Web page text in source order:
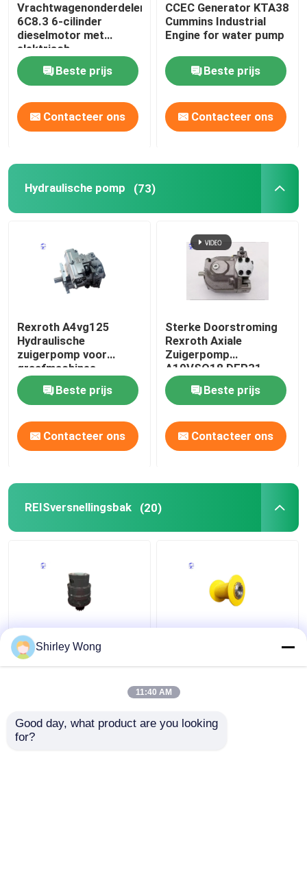
Vrachtwagenonderdelen
6C8.3 6-cilinder
dieselmotor met
elektrisch
startsysteem
Beste prijs
Contacteer ons
CCEC Generator KTA38
Cummins Industrial
Engine for water pump
Beste prijs
Contacteer ons
Hydraulische pomp (73)
Rexroth A4vg125
Hydraulische
zuigerpomp voor
graafmachines
Beste prijs
Contacteer ons
Sterke Doorstroming
Rexroth Axiale
Zuigerpomp
A10VSO18 DFR31
Hydraulische Olie
Aangedreven
Beste prijs
Contacteer ons
REISversnellingsbak (20)
Zwaar werkend en hard
draaiend mechanisme
planeten voor
industriële
Shirley Wong
11:40 AM
Good day, what product are you looking
for?